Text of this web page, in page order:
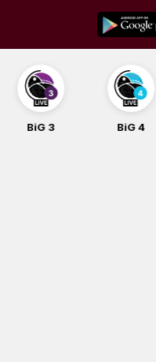
content
BiG 3 BiG 4